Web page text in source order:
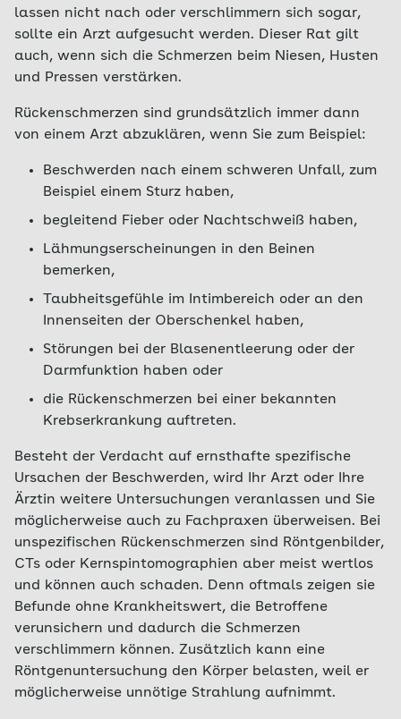
lassen nicht nach oder verschlimmern sich sogar,
sollte ein Arzt aufgesucht werden. Dieser Rat gilt
auch, wenn sich die Schmerzen beim Niesen, Husten
und Pressen verstärken.
Rückenschmerzen sind grundsätzlich immer dann
von einem Arzt abzuklären, wenn Sie zum Beispiel:
Beschwerden nach einem schweren Unfall, zum
Beispiel einem Sturz haben,
begleitend Fieber oder Nachtschweiß haben,
Lähmungserscheinungen in den Beinen
bemerken,
Taubheitsgefühle im Intimbereich oder an den
Innenseiten der Oberschenkel haben,
Störungen bei der Blasenentleerung oder der
Darmfunktion haben oder
die Rückenschmerzen bei einer bekannten
Krebserkrankung auftreten.
Besteht der Verdacht auf ernsthafte spezifische
Ursachen der Beschwerden, wird Ihr Arzt oder Ihre
Ärztin weitere Untersuchungen veranlassen und Sie
möglicherweise auch zu Fachpraxen überweisen. Bei
unspezifischen Rückenschmerzen sind Röntgenbilder,
CTs oder Kernspintomographien aber meist wertlos
und können auch schaden. Denn oftmals zeigen sie
Befunde ohne Krankheitswert, die Betroffene
verunsichern und dadurch die Schmerzen
verschlimmern können. Zusätzlich kann eine
Röntgenuntersuchung den Körper belasten, weil er
möglicherweise unnötige Strahlung aufnimmt.